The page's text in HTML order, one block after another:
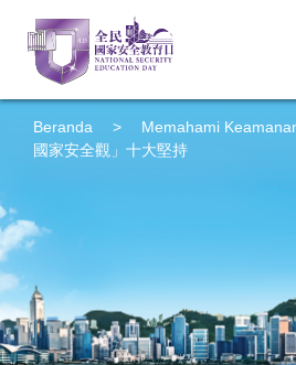
Beranda > Memahami
國家安全觀」十大堅持